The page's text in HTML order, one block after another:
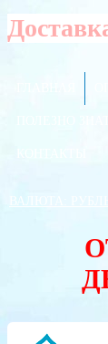
ВАЛЮТА: